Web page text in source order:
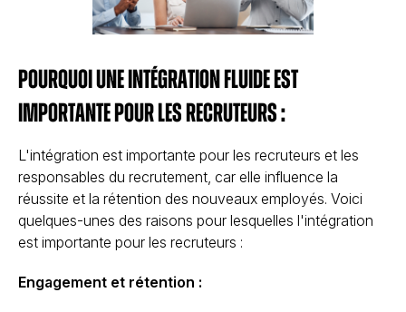
Pourquoi une intégration fluide est
importante pour les recruteurs :
L'intégration est importante pour les recruteurs et les
responsables du recrutement, car elle influence la
réussite et la rétention des nouveaux employés. Voici
quelques-unes des raisons pour lesquelles l'intégration
est importante pour les recruteurs :
Engagement et rétention :